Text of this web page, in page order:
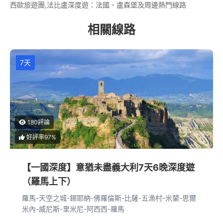
西歐旅遊團,法比盧深度遊：法國、盧森堡及周邊熱門線路
相關線路
7天
180評論
好評率97%
【一國深度】意猶未盡義大利7天6晚深度遊
（羅馬上下）
羅馬-天空之城-錫耶納-佛羅倫斯-比薩-五漁村-米蘭-思爾
米內-威尼斯-里米尼-阿西西-羅馬